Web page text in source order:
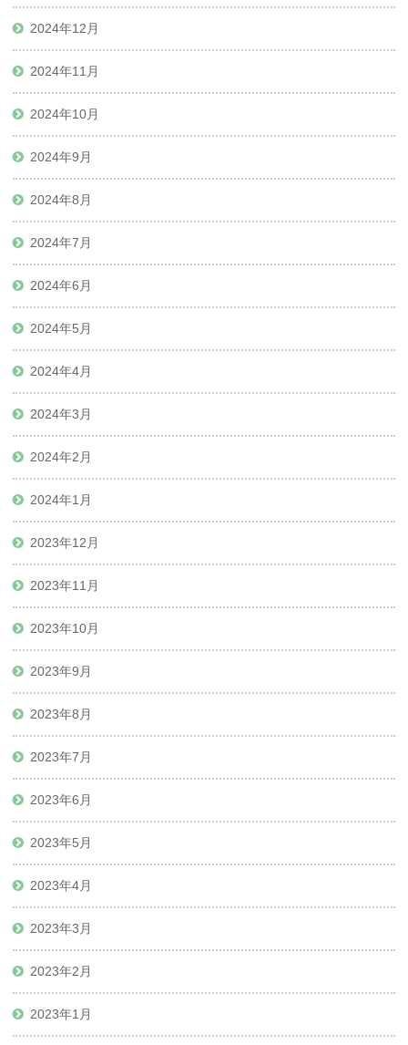
2024年12月
2024年11月
2024年10月
2024年9月
2024年8月
2024年7月
2024年6月
2024年5月
2024年4月
2024年3月
2024年2月
2024年1月
2023年12月
2023年11月
2023年10月
2023年9月
2023年8月
2023年7月
2023年6月
2023年5月
2023年4月
2023年3月
2023年2月
2023年1月